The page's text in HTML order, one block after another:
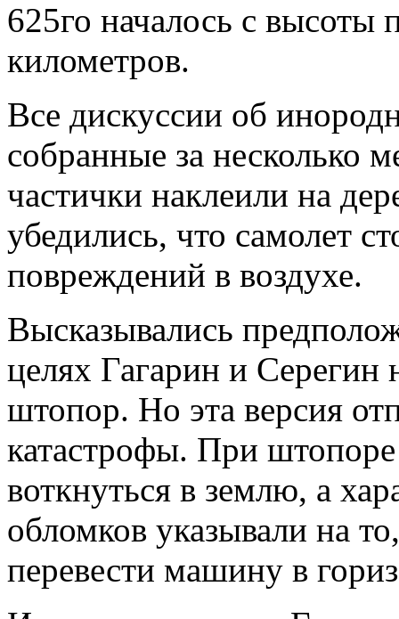
625го началось с высоты
километров.
Все дискуссии об
собранные за несколько
частички наклеили на
убедились, что самолет
повреждений в воздухе.
Высказывались
целях Гагарин и
штопор. Но эта версия
катастрофы. При
воткнуться в землю, а
обломков указывали на
перевести машину в